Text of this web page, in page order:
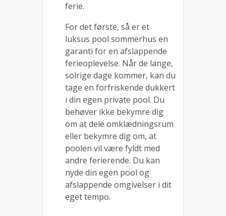
ferie.
For det første, så er et
luksus pool sommerhus en
garanti for en afslappende
ferieoplevelse. Når de lange,
solrige dage kommer, kan du
tage en forfriskende dukkert
i din egen private pool. Du
behøver ikke bekymre dig
om at dele omklædningsrum
eller bekymre dig om, at
poolen vil være fyldt med
andre ferierende. Du kan
nyde din egen pool og
afslappende omgivelser i dit
eget tempo.